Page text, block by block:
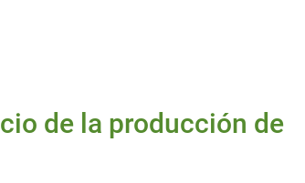
de la producción de